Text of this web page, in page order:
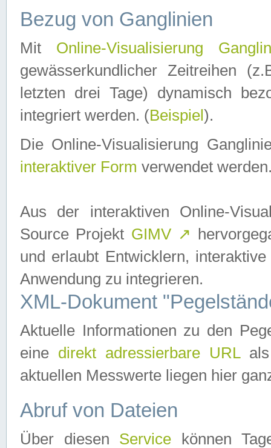
Bezug von Ganglinien
Mit Online-Visualisierung
gewässerkundlicher Zeitreihen
letzten drei Tage) dynamisch
integriert werden. (Beispiel ).
Die Online-Visualisierung
interaktiver Form verwendet
Aus der interaktiven Online-
Source Projekt GIMV ↗
und erlaubt Entwicklern,
Anwendung zu integrieren.
XML-Dokument
Aktuelle Informationen zu den
eine direkt adressierbare URLals
aktuellen Messwerte liegen hier
Abruf von Dateien
Über diesen Service können